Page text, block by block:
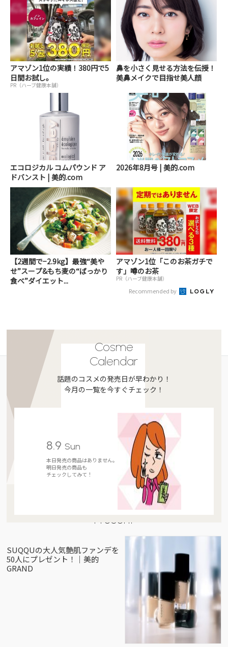
アマゾン1位の実績！380円で5
日間お試し。
PR（ハーブ健康本舗）
鼻を小さく見せる方法を伝授！
美鼻メイクで目指せ美人顔
エコロジカル コムパウンド ア
ドバンスト | 美的.com
2026年8月号 | 美的.com
【2週間で−2.9kg】最強“美や
せ”スープ&もち麦の“ばっかり
食べ”ダイエット...
アマゾン1位「このお茶ガチで
す」噂のお茶
PR（ハーブ健康本舗）
Recommended by
Cosme
Calendar
話題のコスメの発売日が早わかり！
今月の一覧を今すぐチェック！
8.9 Sun
本日発売の商品はありません。
明日発売の商品も
チェックしてみて！
Present
SUQQUの大人気艶肌ファンデを
50人にプレゼント！｜美的
GRAND